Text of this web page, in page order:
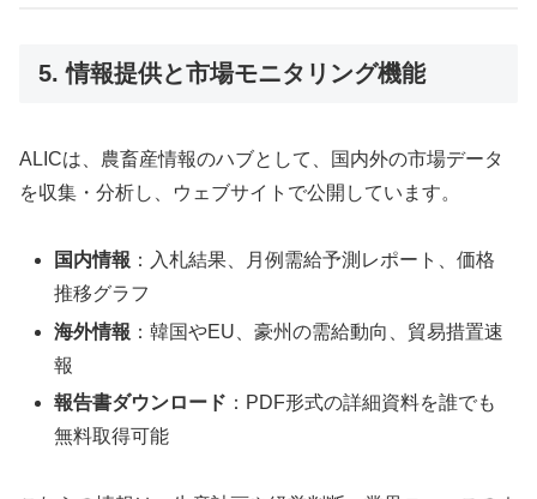
5. 情報提供と市場モニタリング機能
ALICは、農畜産情報のハブとして、国内外の市場データ
を収集・分析し、ウェブサイトで公開しています。
国内情報 ：入札結果、月例需給予測レポート、価格
推移グラフ
海外情報 ：韓国やEU、豪州の需給動向、貿易措置速
報
報告書ダウンロード ：PDF形式の詳細資料を誰でも
無料取得可能